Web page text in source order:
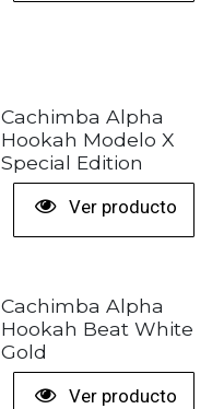
+ COLORES
Cachimba Alpha
Hookah Modelo X
Special Edition
Ver producto
Cachimba Alpha
Hookah Beat White
Gold
Ver producto